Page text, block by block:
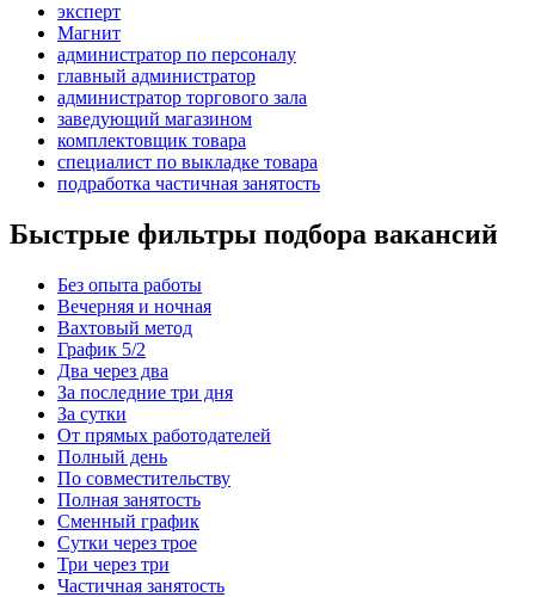
эксперт
Магнит
администратор по персоналу
главный администратор
администратор торгового зала
заведующий магазином
комплектовщик товара
специалист по выкладке товара
подработка частичная занятость
Быстрые фильтры подбора вакансий
Без опыта работы
Вечерняя и ночная
Вахтовый метод
График 5/2
Два через два
За последние три дня
За сутки
От прямых работодателей
Полный день
По совместительству
Полная занятость
Сменный график
Сутки через трое
Три через три
Частичная занятость